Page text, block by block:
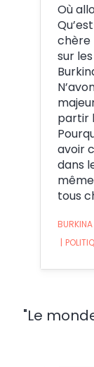
Où
chère
sur
partir
avoir
dans
tous
BURKINA
|
"Le